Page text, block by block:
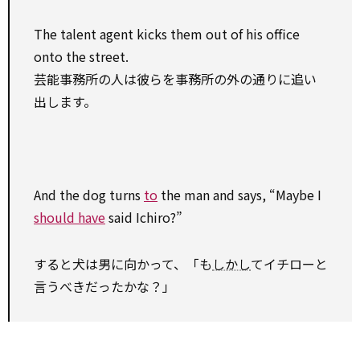
The talentagent kicks them out ofhis office
onto the street.
芸能事務所の人は彼らを事務所の外の通りに追い
出します。
And the dog turns to the man and says, “Maybe I
should havesaid Ichiro?”
すると犬は男に向かって、「も しかしてイチローと
言うべきだったかな？」